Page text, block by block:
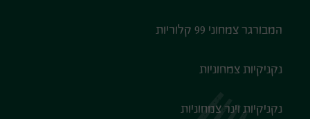
המבורגר צמחוני 99 קלוריות
נקניקיות צמחוניות
נקניקיות וינר צמחוניות